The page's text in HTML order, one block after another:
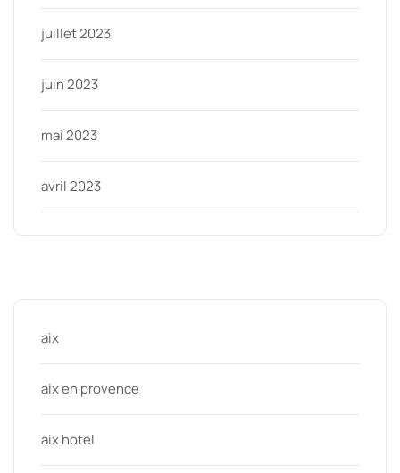
juillet 2023
juin 2023
mai 2023
avril 2023
aix
aix en provence
aix hotel